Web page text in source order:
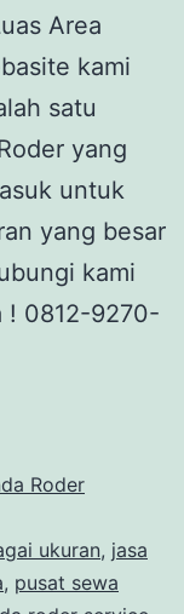
Area
kami
satu
yang
untuk
yang besar
kami
! 0812-9270-
Roder
ukuran, jasa
, pusat sewa